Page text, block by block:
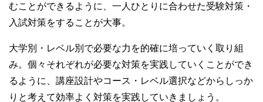
むことができるように、一人ひとりに合わせた受験対策・
入試対策をすることが大事。
大学別・レベル別で必要な力を的確に培っていく取り組
み。個々それぞれが必要な対策を実践していくことができ
るように、講座設計やコース・レベル選択などからしっか
りと考えて効率よく対策を実践していきましょう。